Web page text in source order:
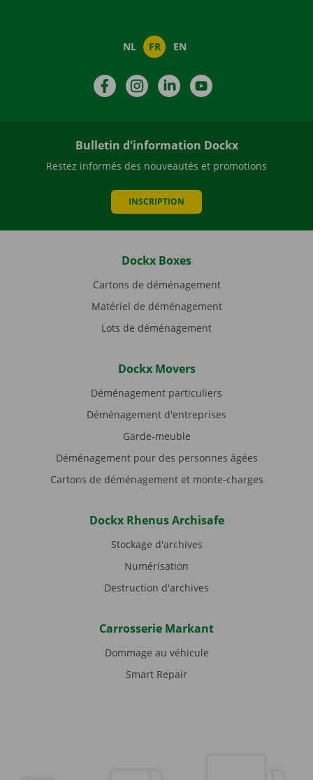
NL FR EN
FacebookInstagramLinkedIn
Bulletin d'information Dockx
Restez informés des nouveautés et promotions
INSCRIPTION
Dockx Boxes
Cartons de déménagement
Matériel de déménagement
Lots de déménagement
Dockx Movers
Déménagement particuliers
Déménagement d'entreprises
Garde-meuble
Déménagement pour des personnes âgées
Cartons de déménagement et monte-charges
Dockx Rhenus Archisafe
Stockage d'archives
Numérisation
Destruction d'archives
Carrosserie Markant
Dommage au véhicule
Smart Repair